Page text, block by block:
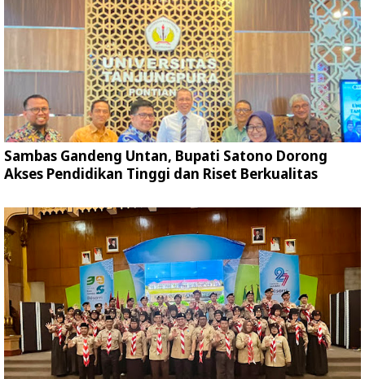
Sambas Gandeng Untan, Bupati Satono Dorong
Akses Pendidikan Tinggi dan Riset Berkualitas